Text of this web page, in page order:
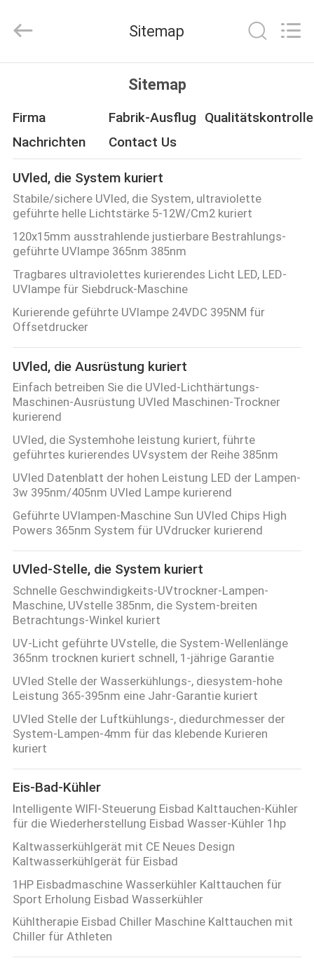
PRODUKTE
ÜBER
UNS
FABRIK-
AUSFLUG
QUALITÄTSKONTROLLE
TRETEN
SIE
MIT
UNS
IN
VERBINDUNG
NACHRICHTEN
FORDERN
SIE
EIN
ZITAT
SITEMAP
PRIVACY
POLICY
Electronics
Rights
Sitemap
Sitemap
Firma Fabrik-Ausflug
Qualitätskontrolle
Nachrichten
Contact Us
UVled, die System kuriert
Stabile/sichere UVled, die System, ultraviolette
geführte helle Lichtstärke 5-12W/Cm2 kuriert
120x15mm ausstrahlende justierbare Bestrahlungs-
geführte UVlampe 365nm 385nm
Tragbares ultraviolettes kurierendes Licht LED, LED-
UVlampe für Siebdruck-Maschine
Kurierende geführte UVlampe 24VDC 395NM für
Offsetdrucker
UVled, die Ausrüstung kuriert
Einfach betreiben Sie die UVled-Lichthärtungs-
Maschinen-Ausrüstung UVled Maschinen-Trockner
kurierend
UVled, die Systemhohe leistung kuriert, führte
geführtes kurierendes UVsystem der Reihe 385nm
UVled Datenblatt der hohen Leistung LED der Lampen-
3w 395nm/405nm UVled Lampe kurierend
Geführte UVlampen-Maschine Sun UVled Chips High
Powers 365nm System für UVdrucker kurierend
UVled-Stelle, die System kuriert
Schnelle Geschwindigkeits-UVtrockner-Lampen-
Maschine, UVstelle 385nm, die System-breiten
Betrachtungs-Winkel kuriert
UV-Licht geführte UVstelle, die System-Wellenlänge
365nm trocknen kuriert schnell, 1-jährige Garantie
UVled Stelle der Wasserkühlungs-, diesystem-hohe
Leistung 365-395nm eine Jahr-Garantie kuriert
UVled Stelle der Luftkühlungs-, diedurchmesser der
System-Lampen-4mm für das klebende Kurieren
kuriert
Eis-Bad-Kühler
Intelligente WIFI-Steuerung Eisbad Kalttauchen-Kühler
für die Wiederherstellung Eisbad Wasser-Kühler 1hp
Kaltwasserkühlgerät mit CE Neues Design
Kaltwasserkühlgerät für Eisbad
1HP Eisbadmaschine Wasserkühler Kalttauchen für
Sport Erholung Eisbad Wasserkühler
Kühltherapie Eisbad Chiller Maschine Kalttauchen mit
Chiller für Athleten